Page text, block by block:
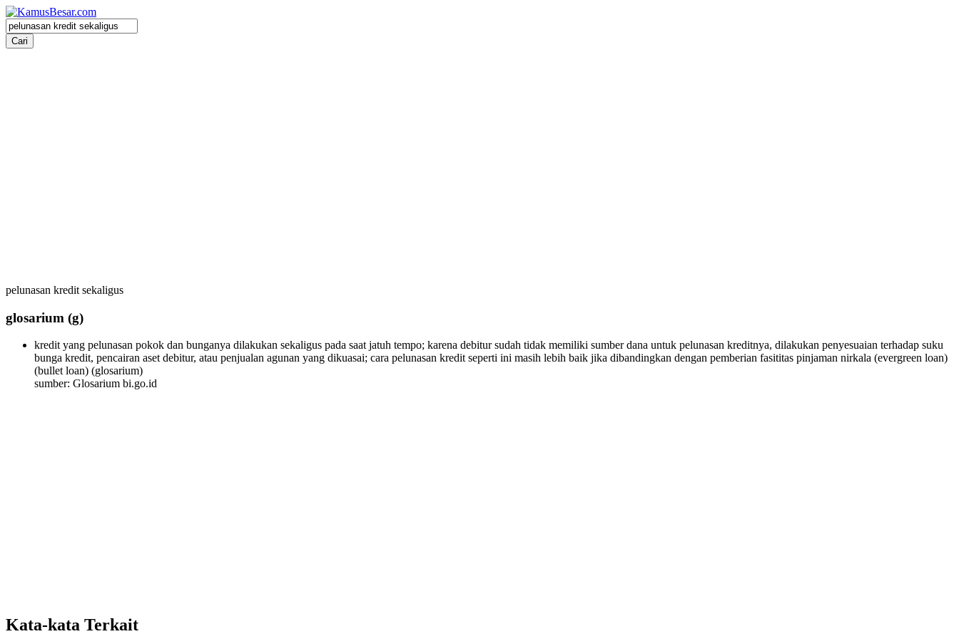
pelunasan kredit sekaligus
glosarium (g)
kredit yang pelunasan pokok dan bunganya dilakukan sekaligus pada saat jatuh tempo; karena debitur sudah tidak memiliki sumber dana untuk pelunasan kreditnya, dilakukan penyesuaian terhadap suku
bunga kredit, pencairan aset debitur, atau penjualan agunan yang dikuasai; cara pelunasan kredit seperti ini masih lebih baik jika dibandingkan dengan pemberian fasititas pinjaman nirkala (evergreen loan)
(bullet loan) (glosarium)
sumber: Glosarium bi.go.id
Kata-kata Terkait